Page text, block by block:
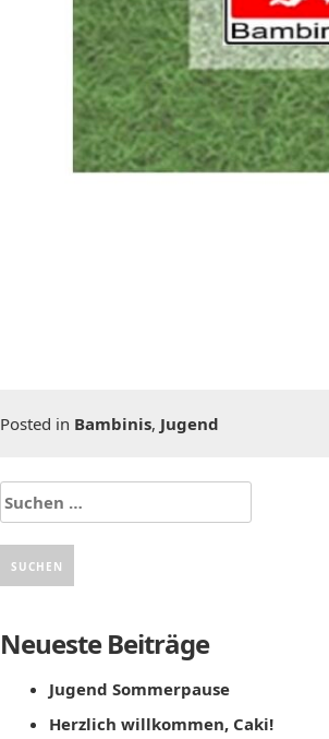
Posted in Bambinis, Jugend
Suchen
nach:
Neueste Beiträge
Jugend Sommerpause
Herzlich willkommen, Caki!